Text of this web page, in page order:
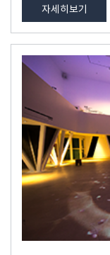
자세히보기